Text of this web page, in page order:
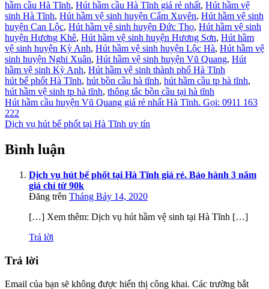
hầm cầu Hà Tĩnh, Hút hầm cầu Hà Tĩnh giá rẻ nhất, Hút hầm vệ
sinh Hà Tĩnh, Hút hầm vệ sinh huyện Cẩm Xuyên, Hút hầm vệ sinh
huyện Can Lộc, Hút hầm vệ sinh huyện Đức Thọ, Hút hầm vệ sinh
huyện Hương Khê, Hút hầm vệ sinh huyện Hương Sơn, Hút hầm
vệ sinh huyện Kỳ Anh, Hút hầm vệ sinh huyện Lộc Hà, Hút hầm vệ
sinh huyện Nghi Xuân, Hút hầm vệ sinh huyện Vũ Quang, Hút
hầm vệ sinh Kỳ Anh, Hút hầm vệ sinh thành phố Hà Tĩnh
hút bể phốt Hà Tĩnh, hút bồn cầu hà tĩnh, hút hầm cầu tp hà tĩnh,
hút hầm vệ sinh tp hà tĩnh, thông tắc bồn cầu tại hà tĩnh
Điều
hướng
viết
Hút hầm cầu huyện Vũ Quang giá rẻ nhất Hà Tĩnh. Gọi: 0911 163
222
Dịch vụ hút bể phốt tại Hà Tĩnh uy tín
Bình luận
Dịch vụ hút bể phốt tại Hà Tĩnh giá rẻ. Bảo hành 3 năm
giá chỉ từ 90k
Đăng trên Tháng Bảy 14, 2020
[…] Xem thêm: Dịch vụ hút hầm vệ sinh tại Hà Tĩnh […]
Trả lời
Trả lời
Email của bạn sẽ không được hiển thị công khai. Các trường bắt